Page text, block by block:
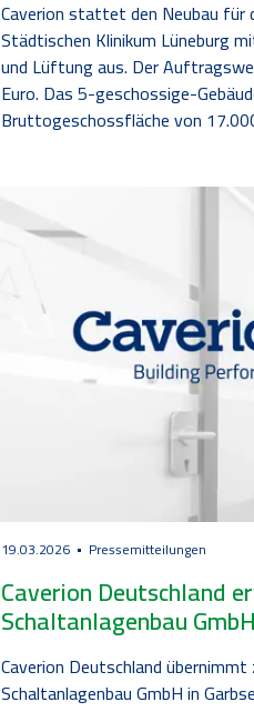
Caverion stattet den Neubau
Städtischen Klinikum Lüneburg
und Lüftung aus. Der
Euro. Das 5-geschossige-
Bruttogeschossfläche von
19.03.2026 Pressemitteilungen
Caverion Deutschland
Schaltanlagenbau GmbH
Caverion Deutschland
Schaltanlagenbau GmbH in